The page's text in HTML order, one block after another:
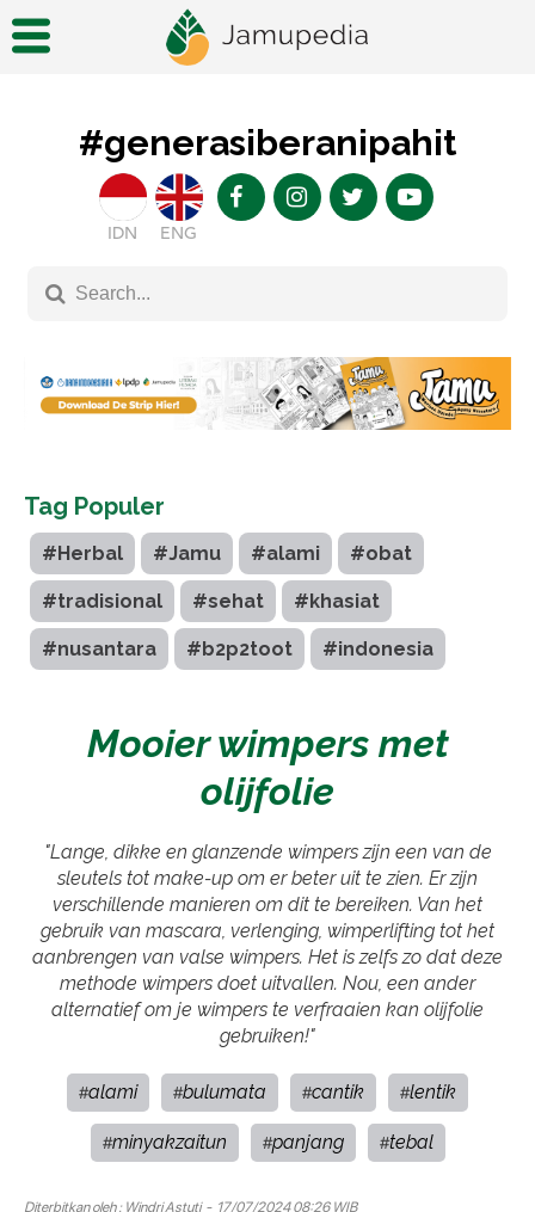
#generasiberanipahit
IDN ENG
Tag Populer
#Herbal #Jamu #alami #obat
#tradisional #sehat #khasiat
#nusantara #b2p2toot #indonesia
Mooier wimpers met
olijfolie
"Lange, dikke en glanzende wimpers zijn een van de
sleutels tot make-up om er beter uit te zien. Er zijn
verschillende manieren om dit te bereiken. Van het
gebruik van mascara, verlenging, wimperlifting tot het
aanbrengen van valse wimpers. Het is zelfs zo dat deze
methode wimpers doet uitvallen. Nou, een ander
alternatief om je wimpers te verfraaien kan olijfolie
gebruiken!"
#alami #bulumata #cantik #lentik
#minyakzaitun #panjang #tebal
Diterbitkan oleh : Windri Astuti- 17/07/2024 08:26 WIB